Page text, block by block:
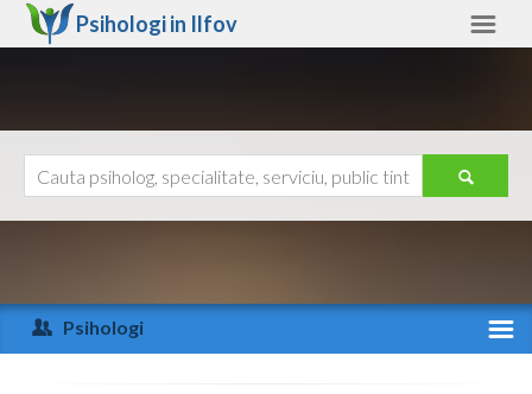
Psihologi in Ilfov
Arad
Arges
Ajutor
Psihologi